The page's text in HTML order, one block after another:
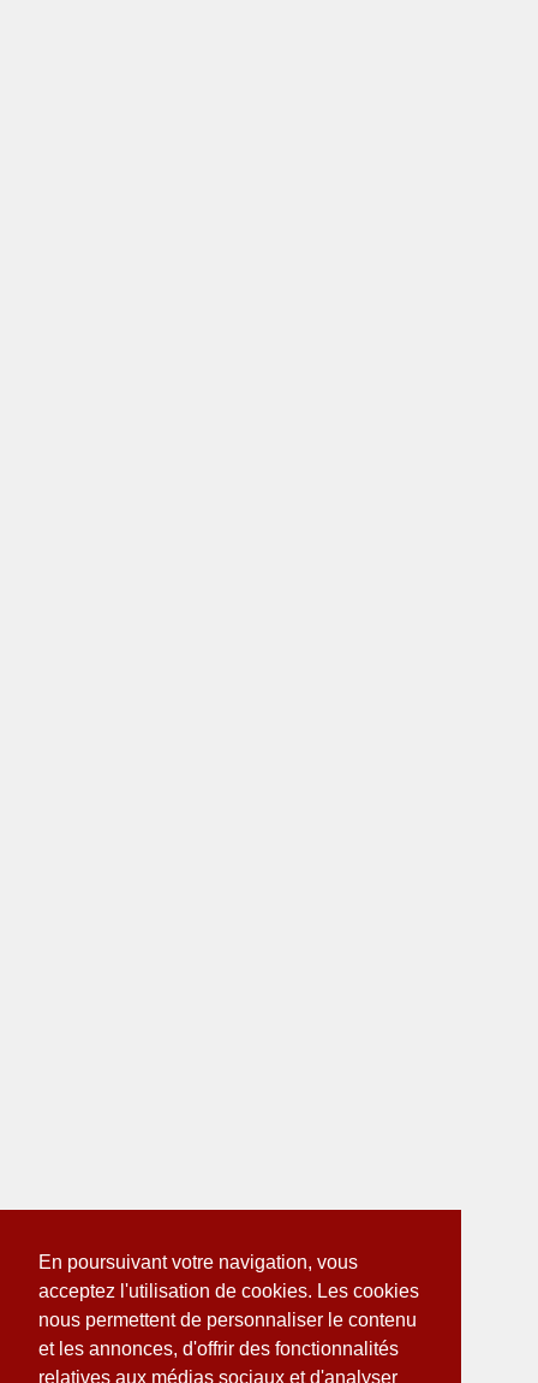
En poursuivant votre navigation, vous
acceptez l'utilisation de cookies. Les cookies
nous permettent de personnaliser le contenu
et les annonces, d'offrir des fonctionnalités
relatives aux médias sociaux et d'analyser